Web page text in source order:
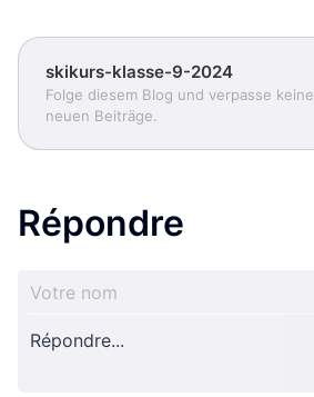
skikurs-klasse-9-2024
Folge diesem Blog und verpasse keine
neuen Beiträge.
Répondre